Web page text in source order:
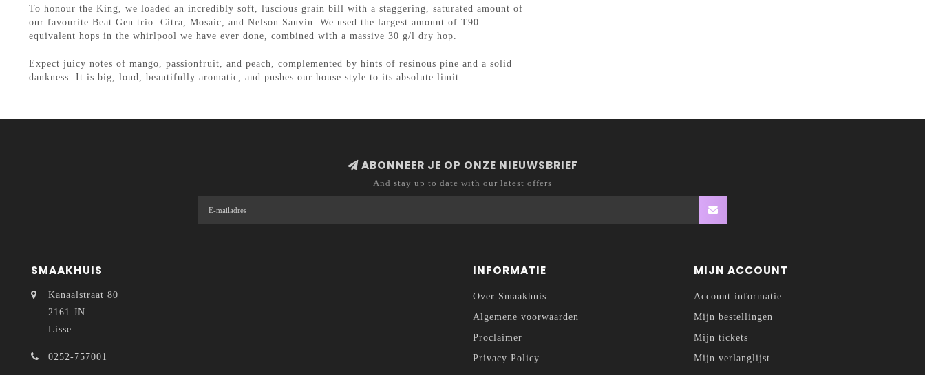
To honour the King, we loaded an incredibly soft, luscious grain bill with a staggering, saturated amount of
our favourite Beat Gen trio: Citra, Mosaic, and Nelson Sauvin. We used the largest amount of T90
equivalent hops in the whirlpool we have ever done, combined with a massive 30 g/l dry hop.
Expect juicy notes of mango, passionfruit, and peach, complemented by hints of resinous pine and a solid
dankness. It is big, loud, beautifully aromatic, and pushes our house style to its absolute limit.
ABONNEER JE OP ONZE NIEUWSBRIEF
And stay up to date with our latest offers
SMAAKHUIS
Kanaalstraat 80
2161 JN
Lisse
0252-757001
INFORMATIE
Over Smaakhuis
Algemene voorwaarden
Proclaimer
Privacy Policy
MIJN ACCOUNT
Account informatie
Mijn bestellingen
Mijn tickets
Mijn verlanglijst